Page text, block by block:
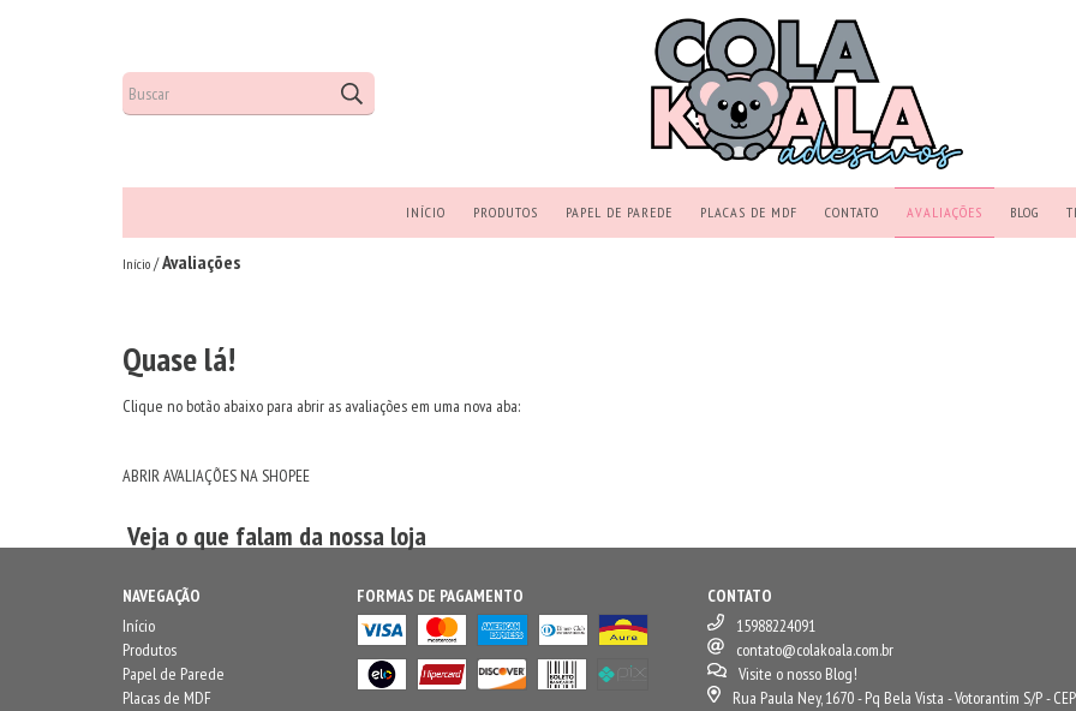
INÍCIO PRODUTOS PAPEL DE PAREDE PLACAS DE MDF CONTATO AVALIAÇÕES BLOG
Início /Avaliações
Quase lá!
Clique no botão abaixo para abrir as avaliações em uma nova aba:
ABRIR AVALIAÇÕES NA SHOPEE
Veja o que falam da nossa loja
NAVEGAÇÃO
Início
Produtos
Papel de Parede
Placas de MDF
FORMAS DE PAGAMENTO
CONTATO
15988224091
contato@colakoala.com.br
Visite o nosso Blog!
Rua Paula Ney, 1670 - Pq Bela Vista - Votorantim S/P -